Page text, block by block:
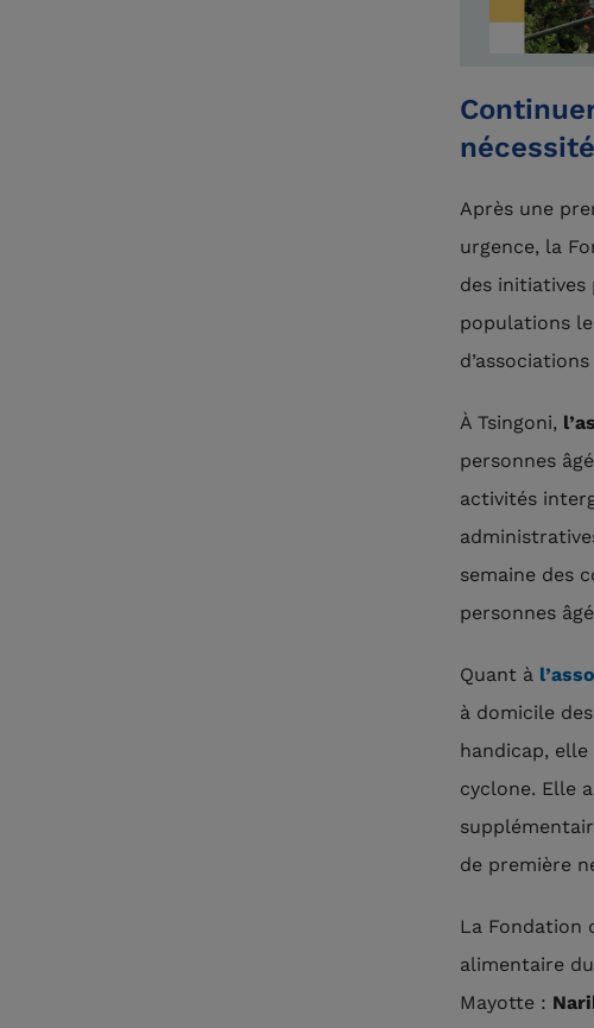
nécessité
Après une
urgence, la
des initiatives
populations
À Tsingoni,
personnes
activités
semaine des
personnes
Quant à
à domicile
handicap,
cyclone. Elle
de première
La Fondation
alimentaire
Mayotte :